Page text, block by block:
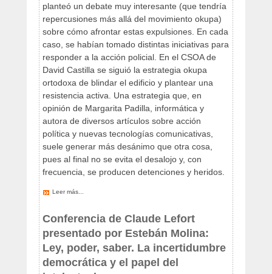
planteó un debate muy interesante (que tendría
repercusiones más allá del movimiento okupa)
sobre cómo afrontar estas expulsiones. En cada
caso, se habían tomado distintas iniciativas para
responder a la acción policial. En el CSOA de
David Castilla se siguió la estrategia okupa
ortodoxa de blindar el edificio y plantear una
resistencia activa. Una estrategia que, en
opinión de Margarita Padilla, informática y
autora de diversos artículos sobre acción
política y nuevas tecnologías comunicativas,
suele generar más desánimo que otra cosa,
pues al final no se evita el desalojo y, con
frecuencia, se producen detenciones y heridos.
Leer más...
Conferencia de Claude Lefort
presentado por Estebán Molina:
Ley, poder, saber. La incertidumbre
democrática y el papel del